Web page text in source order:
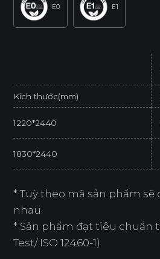
E0 E1
Kích thước(mm)
1220*2440
1830*2440
* Tuỳ theo mã sản phẩm
nhau.
* Sản phẩm đạt tiêu chuẩn
Test/ ISO 12460-1).